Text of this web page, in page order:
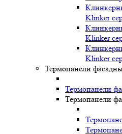
Klinker
Klinker
Klinker
Термопанели
Термопанели
Термопанели